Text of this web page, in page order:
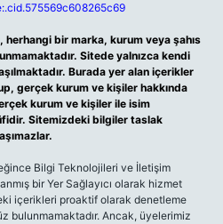
bir marka, kurum veya şahıs
Sitede yalnızca kendi
Burada yer alan içerikler
gerçek kurum ve kişiler hakkında
kurum ve kişiler ile isim
Sitemizdeki bilgiler taslak
Bilgi Teknolojileri ve İletişim
bir Yer Sağlayıcı olarak hizmet
içerikleri proaktif olarak denetleme
bulunmamaktadır. Ancak, üyelerimiz